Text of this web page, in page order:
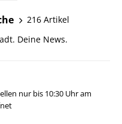
216 Artikel
Deine News.
nur bis 10:30 Uhr am